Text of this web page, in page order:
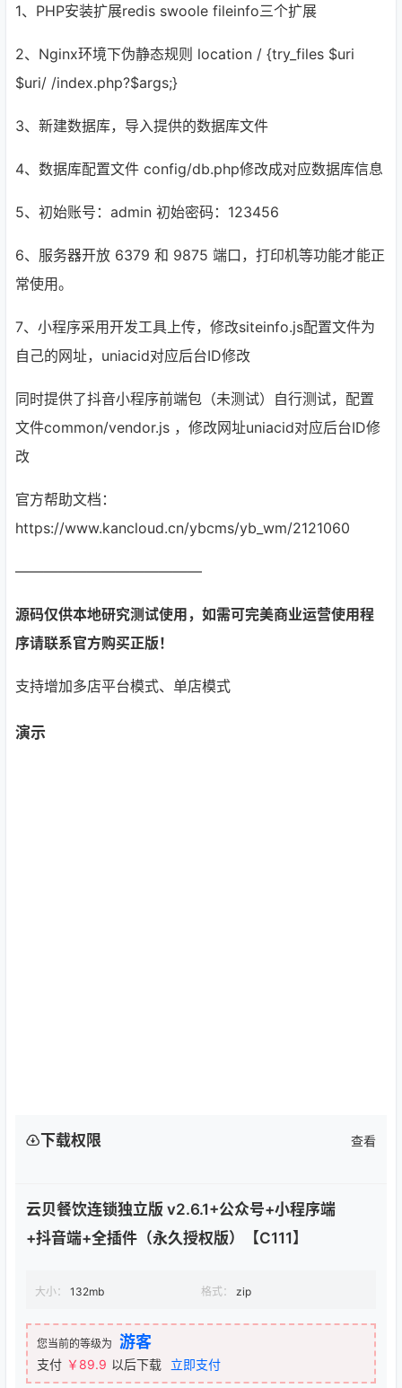
1、PHP安装扩展redis swoole fileinfo三个扩展
2、Nginx环境下伪静态规则 location / {try_files $uri
$uri/ /index.php?$args;}
3、新建数据库，导入提供的数据库文件
4、数据库配置文件 config/db.php修改成对应数据库信息
5、初始账号：admin 初始密码：123456
6、服务器开放 6379 和 9875 端口，打印机等功能才能正
常使用。
7、小程序采用开发工具上传，修改siteinfo.js配置文件为
自己的网址，uniacid对应后台ID修改
同时提供了抖音小程序前端包（未测试）自行测试，配置
文件common/vendor.js ，修改网址uniacid对应后台ID修
改
官方帮助文档：
https://www.kancloud.cn/ybcms/yb_wm/2121060
—————————————
源码仅供本地研究测试使用，如需可完美商业运营使用程
序请联系官方购买正版！
支持增加多店平台模式、单店模式
演示
下载权限 查看
云贝餐饮连锁独立版 v2.6.1+公众号+小程序端
+抖音端+全插件（永久授权版）【C111】
大小： 132mb 格式： zip
您当前的等级为 游客
支付 ￥89.9 以后下载 立即支付